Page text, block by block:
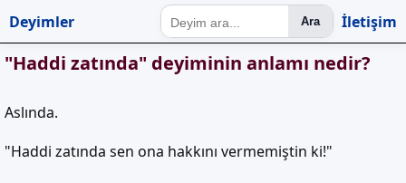
Deyimler Ara İletişim
"Haddi zatında" deyiminin anlamı nedir?
Aslında.
"Haddi zatında sen ona hakkını vermemiştin ki!"